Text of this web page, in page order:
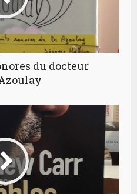
du docteur